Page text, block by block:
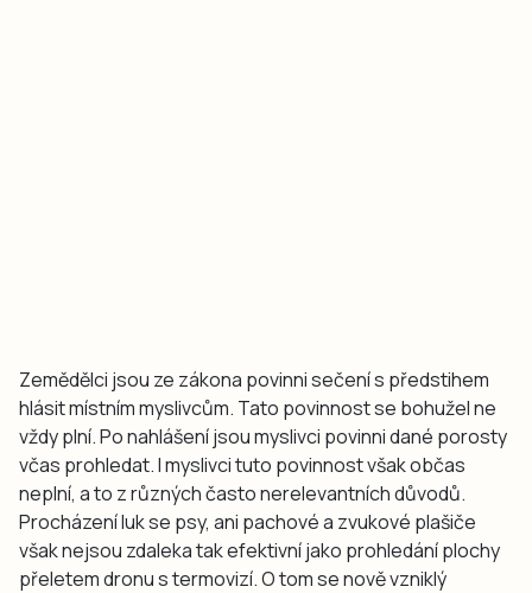
Zemědělci jsou ze zákona povinni sečení s předstihem
hlásit místním myslivcům. Tato povinnost se bohužel ne
vždy plní. Po nahlášení jsou myslivci povinni dané porosty
včas prohledat. I myslivci tuto povinnost však občas
neplní, a to z různých často nerelevantních důvodů.
Procházení luk se psy, ani pachové a zvukové plašiče
však nejsou zdaleka tak efektivní jako prohledání plochy
přeletem dronu s termovizí. O tom se nově vzniklý